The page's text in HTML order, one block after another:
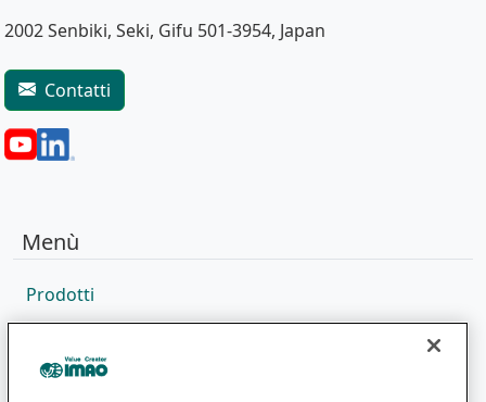
2002 Senbiki, Seki, Gifu 501-3954, Japan
Contatti
Menù
Prodotti
Rete Vendita
Catalogo